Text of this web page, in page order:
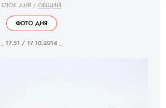
БЛОК ДНЯ / ОБЩИЙ
ФОТО ДНЯ
_ 17.51 / 17.10.2014 _